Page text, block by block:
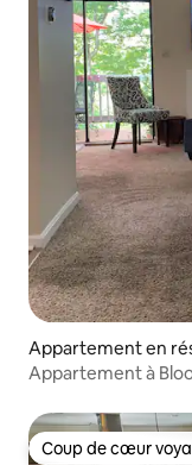
Appartement en
Appartement à
Coup de cœur
Coup de cœur